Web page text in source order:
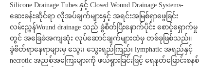
Silicone Drainage Tubes နှင့် Closed Wound Drainage Systems-
ဆေးခန်းဆိုင်ရာ လိုအပ်ချက်များနှင့် အရင်းအမြစ်ရှာဖွေခြင်း
လမ်းညွှန်Wound drainage သည် ခွဲစိတ်ပြီးနောက်ပိုင်း စောင့်ရှောက်မှု
တွင် အခြေခံအကျဆုံး လုပ်ဆောင်ချက်များထဲမှ တစ်ခုဖြစ်သည်။
ခွဲစိတ်ရာနေရာများမှ သွေး၊ သွေးရည်ကြည်၊ lymphatic အရည်နှင့်
necrotic အညစ်အကြေးများကို ဖယ်ရှားခြင်းဖြင့် ရေနုတ်မြောင်းစနစ်